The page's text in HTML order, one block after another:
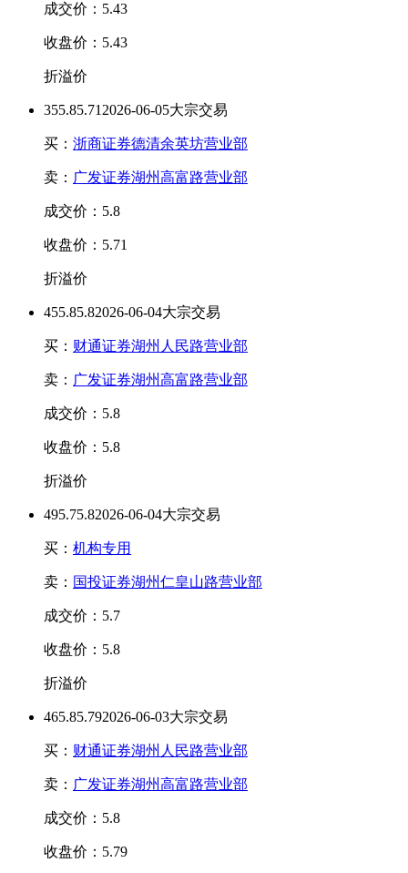
成交价：5.43
收盘价：5.43
折溢价
355.85.71 2026-06-05大宗交易
买： 浙商证券德清余英坊营业部
卖： 广发证券湖州高富路营业部
成交价：5.8
收盘价：5.71
折溢价
455.85.82026-06-04大宗交易
买： 财通证券湖州人民路营业部
卖： 广发证券湖州高富路营业部
成交价：5.8
收盘价：5.8
折溢价
495.75.82026-06-04大宗交易
买： 机构专用
卖： 国投证券湖州仁皇山路营业部
成交价：5.7
收盘价：5.8
折溢价
465.85.792026-06-03大宗交易
买： 财通证券湖州人民路营业部
卖： 广发证券湖州高富路营业部
成交价：5.8
收盘价：5.79